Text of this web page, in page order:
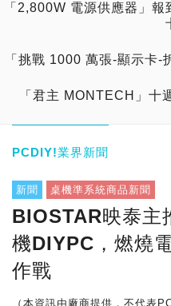
「2,800W 電源供應器」
「挑戰 1000 萬張-顯示卡-
「君主 MONTECH」十
PCDIY!業界新聞
新聞 桌機準系統商品新聞
BIOSTAR映泰主
機DIYPC，燃燒
作戰
（本資訊由廠商提供，不代表